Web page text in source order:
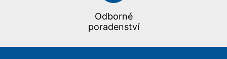
Odborné
poradenství